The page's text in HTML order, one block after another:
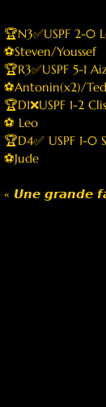
🏆N3✅USPF 2-0
⚽️Steven/Youssef
🏆R3✅USPF 5-1
⚽️Antonin(x2)/
🏆D1❌USPF 1-2
⚽️ Leo
🏆D4✅ USPF 1-0
⚽️Jude
« 𝙐𝙣𝙚 𝙜𝙧𝙖𝙣𝙙𝙚